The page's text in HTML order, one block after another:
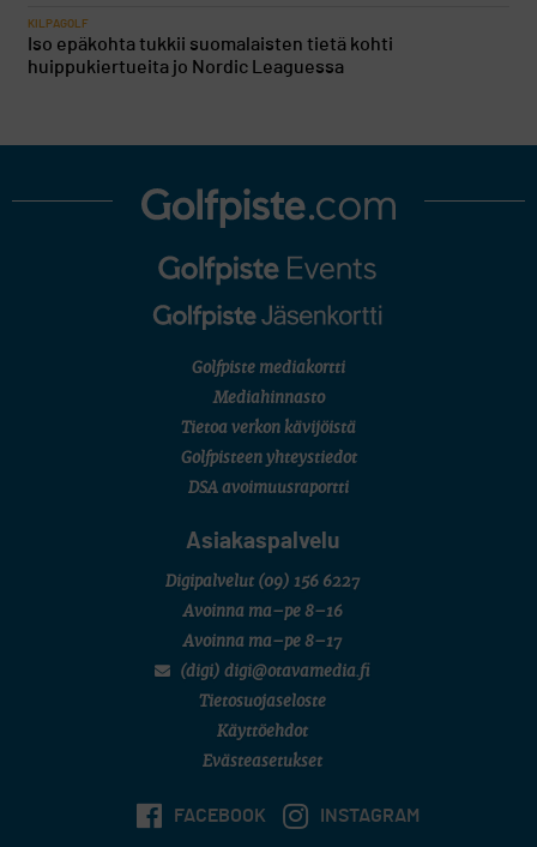
KILPAGOLF
Iso epäkohta tukkii suomalaisten tietä kohti
huippukiertueita jo Nordic Leaguessa
Golfpiste mediakortti
Mediahinnasto
Tietoa verkon kävijöistä
Golfpisteen yhteystiedot
DSA avoimuusraportti
Asiakaspalvelu
Digipalvelut (09) 156 6227
Avoinna ma–pe 8–16
Avoinna ma–pe 8–17
(digi) digi@otavamedia.fi
Tietosuojaseloste
Käyttöehdot
Evästeasetukset
FACEBOOK INSTAGRAM